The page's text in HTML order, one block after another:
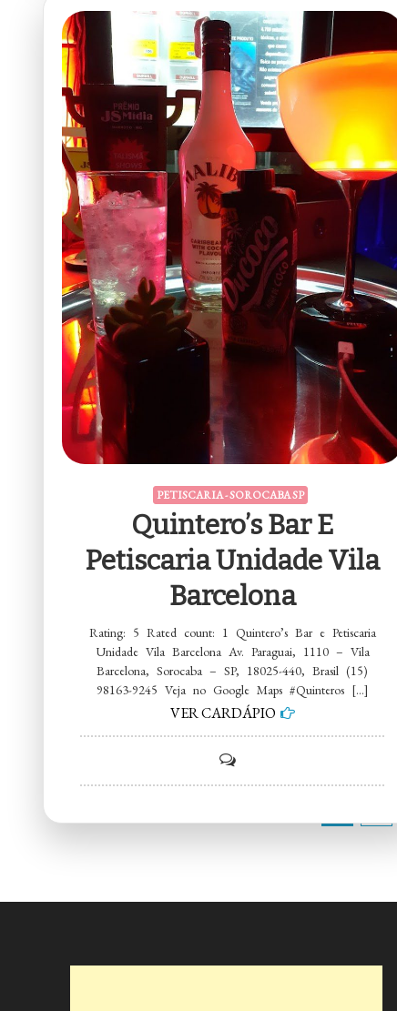
Petiscaria
PETISCARIA - SOROCABA SP
Quintero’s Bar E
Petiscaria Unidade Vila
Barcelona
Rating: 5 Rated count: 1 Quintero’s Bar e Petiscaria
Unidade Vila Barcelona Av. Paraguai, 1110 – Vila
Barcelona, Sorocaba – SP, 18025-440, Brasil (15)
98163-9245 Veja no Google Maps #Quinteros […]
VER CARDÁPIO
Quintero’s
Paginação
posts